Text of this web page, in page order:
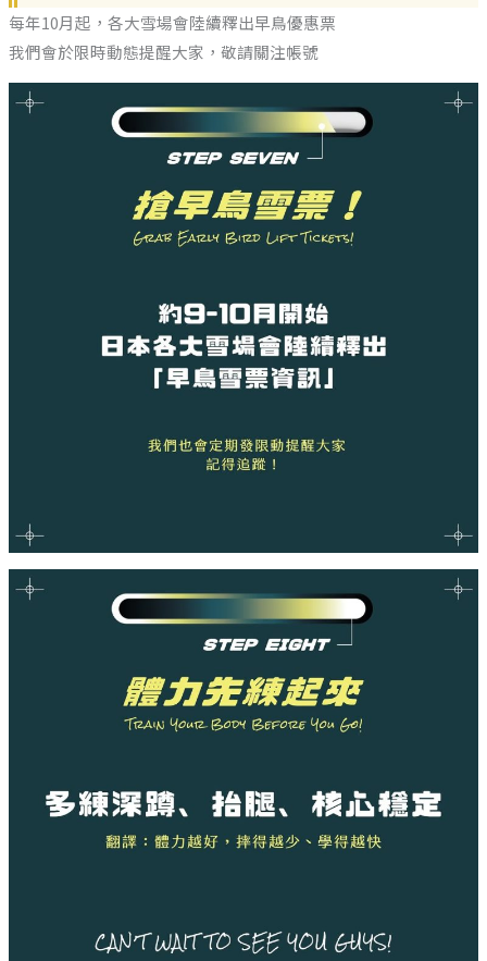
每年10月起，各大雪場會陸續釋出早鳥優惠票
我們會於限時動態提醒大家，敬請關注帳號